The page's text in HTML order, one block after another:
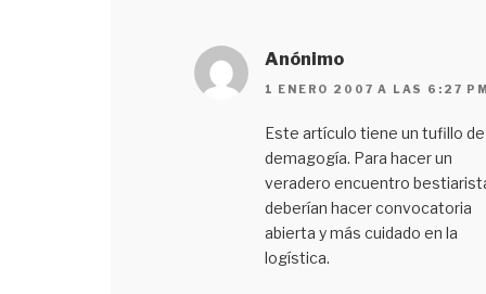
Anónimo
1 ENERO 2007 A LAS 6:27
Este artículo tiene un tufillo de
demagogía. Para hacer un
veradero encuentro
deberían hacer convocatoria
abierta y más cuidado en la
logística.